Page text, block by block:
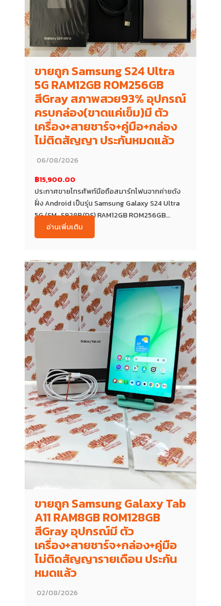
ขายถูก Samsung S24 Ultra
5G RAM12GB ROM256GB
สีGray สภาพสวย93% อุปกรณ์
ครบกล่อง(ขาดแค่เข็ม)มี ตัว
เครื่อง+สายชาร์จ+คู่มือ+กล่อง
ไม่ติดสัญญา ประกันหมดแล้ว
06/08/2026
฿15,900.00
ประกาศขายโทรศัพท์มือถือสมาร์ทโฟนจากค่ายดัง
ฝั่ง Android เป็นรุ่น Samsung Galaxy S24 Ultra
5G (SM-S928B/DS) RAM12GB ROM256GB...
อ่านเพิ่มเติม
ขายถูก Samsung Galaxy Tab
A11 RAM8GB ROM128GB
สีGray อุปกรณ์มี ตัว
เครื่อง+สายชาร์จ+กล่อง+คู่มือ
ไม่ติดสัญญารายเดือน ประกัน
หมดแล้ว
02/08/2026